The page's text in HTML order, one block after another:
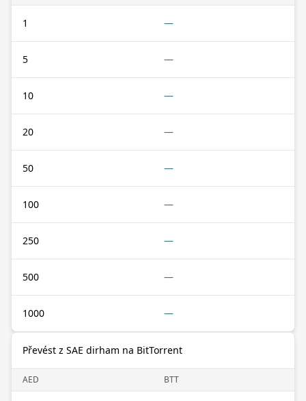
1 —
5 —
10 —
20 —
50 —
100 —
250 —
500 —
1000 —
Převést z SAE dirham na BitTorrent
AED BTT